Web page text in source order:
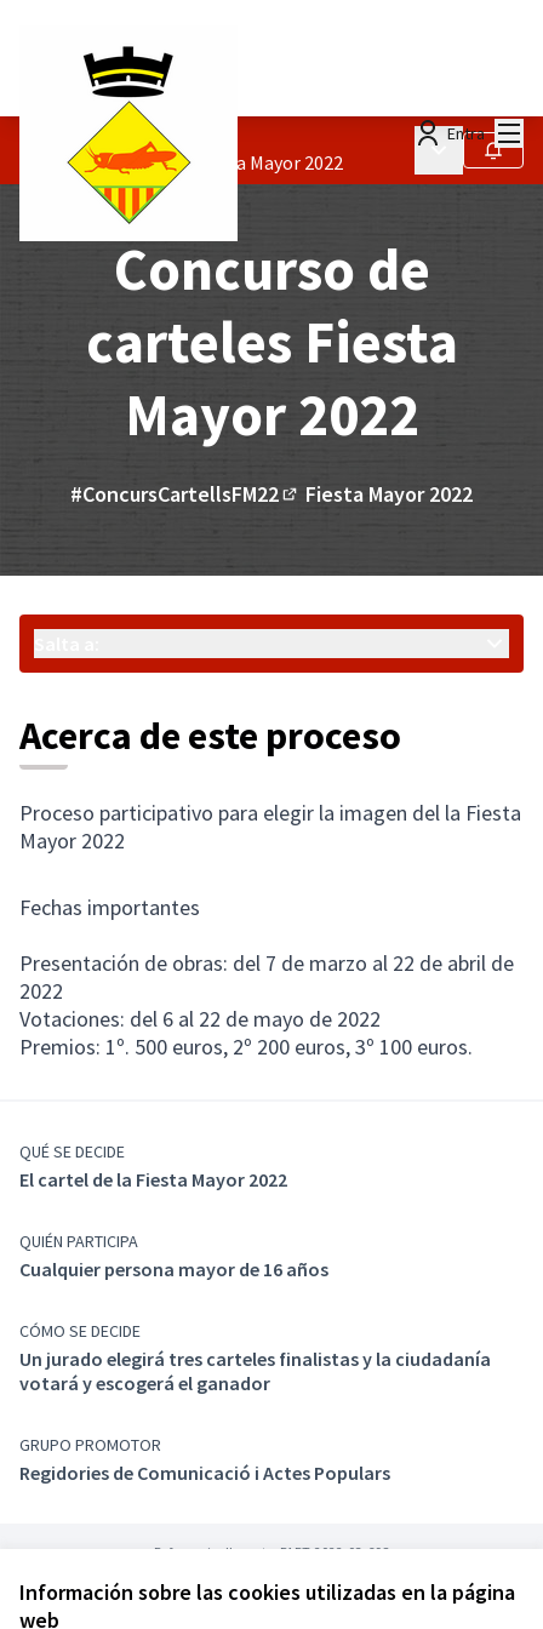
Información sobre las cookies utilizadas en la página
web
Entra
Procesos/
Concurso de carteles Fiesta Mayor 2022
Menú Seguir
Concurso de
carteles Fiesta
Mayor 2022
#ConcursCartellsFM22
(Enlace externo)
Fiesta Mayor 2022
Acerca de este proceso
Proceso participativo para elegir la imagen del la Fiesta
Mayor 2022
Fechas importantes
Presentación de obras: del 7 de marzo al 22 de abril de
2022
Votaciones: del 6 al 22 de mayo de 2022
Premios: 1º. 500 euros, 2º 200 euros, 3º 100 euros.
QUÉ SE DECIDE
El cartel de la Fiesta Mayor 2022
QUIÉN PARTICIPA
Cualquier persona mayor de 16 años
CÓMO SE DECIDE
Un jurado elegirá tres carteles finalistas y la ciudadanía
votará y escogerá el ganador
GRUPO PROMOTOR
Regidories de Comunicació i Actes Populars
Referencia: llagosta-PART-2022-03-698
Términos y condiciones de uso